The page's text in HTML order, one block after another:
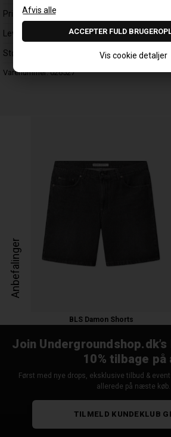
Vis cookie detaljer
Prisgaranti
Levering
Størrelsesguide
Varenummer:026527
Anbefalinger
BLS Damon Shorts
Join
10% tilbage på
Først med nye drops, eksklusive tilbud &
allerede på næste køb.
TILMELD KUNDEKLUB